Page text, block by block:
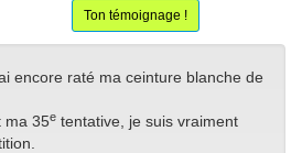
Ton témoignage !
encore raté ma ceinture blanche de
ma 35e tentative, je suis vraiment